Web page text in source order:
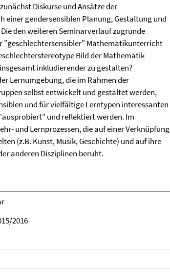
Diskurse und Ansätze der
gendersensiblen Planung, Gestaltung und
den weiteren Seminarverlauf zugrunde
"geschlechtersensibler" Mathematikunterricht
Bild der Mathematik
inkludierender zu gestalten?
Lernumgebung, die im Rahmen der
selbst entwickelt und gestaltet werden,
und für vielfältige Lerntypen interessanten
und reflektiert werden. Im
und Lernprozessen, die auf einer Verknüpfung
(z.B. Kunst, Musik, Geschichte) und auf ihre
anderen Disziplinen beruht.
2016